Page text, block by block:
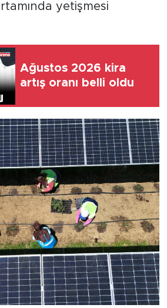
yetişmesi
Ağustos 2026 kira
artış oranı belli oldu